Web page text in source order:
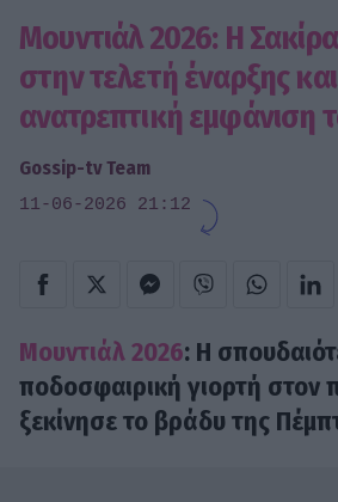
Μουντιάλ 2026: Η
στην τελετή έναρξης
ανατρεπτική εμφάνιση
Gossip-tv Team
11-06-2026 21:12
Μουντιάλ 2026: Η
ποδοσφαιρική γιορτή στον
ξεκίνησε το βράδυ της